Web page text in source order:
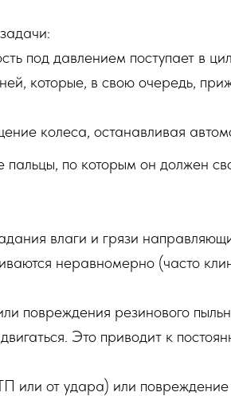
под давлением поступает в
которые, в свою очередь,
колеса, останавливая
по которым он должен
влаги и грязи
неравномерно (часто
повреждения резинового
Это приводит к
или от удара) или